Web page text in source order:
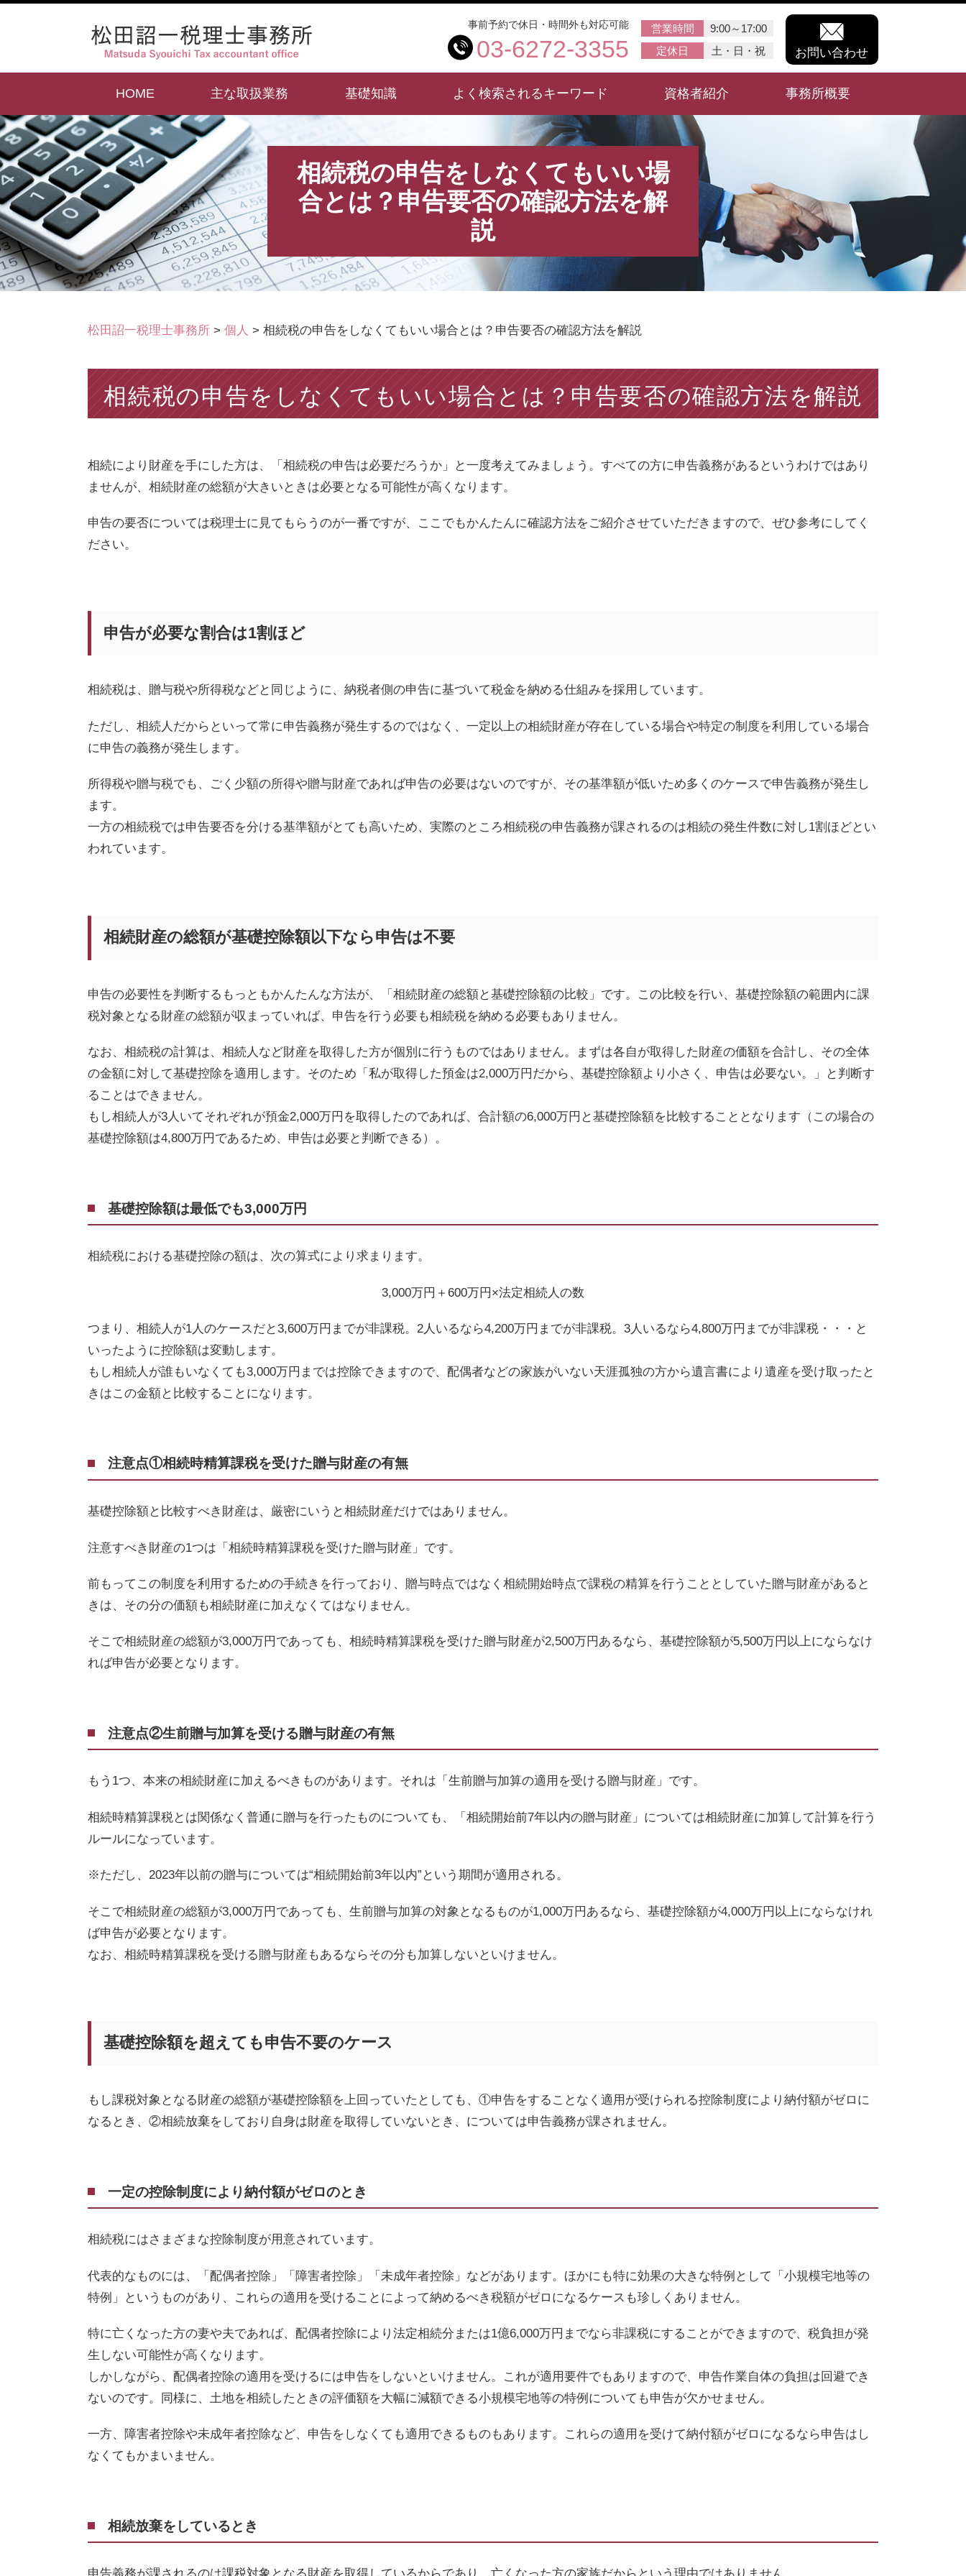
相続税の申告をしなくてもいい場
合とは？申告要否の確認方法を解
説
事前予約で休日・時間外も対応可能
03-6272-3355
営業時間
9:00～17:00
定休日
土・日・祝 お問い合わせ
HOME 主な取扱業務 基礎知識 よく検索されるキーワード 資格者紹介 事務所概要
松田詔一税理士事務所 > 個人 > 相続税の申告をしなくてもいい場合とは？申告要否の確認方法を解説
相続税の申告をしなくてもいい場合とは？申告要否の確認方法を解説
相続により財産を手にした方は、「相続税の申告は必要だろうか」と一度考えてみましょう。すべての方に申告義務があるというわけではあり
ませんが、相続財産の総額が大きいときは必要となる可能性が高くなります。
申告の要否については税理士に見てもらうのが一番ですが、ここでもかんたんに確認方法をご紹介させていただきますので、ぜひ参考にしてく
ださい。
申告が必要な割合は1割ほど
相続税は、贈与税や所得税などと同じように、納税者側の申告に基づいて税金を納める仕組みを採用しています。
ただし、相続人だからといって常に申告義務が発生するのではなく、一定以上の相続財産が存在している場合や特定の制度を利用している場合
に申告の義務が発生します。
所得税や贈与税でも、ごく少額の所得や贈与財産であれば申告の必要はないのですが、その基準額が低いため多くのケースで申告義務が発生し
ます。
一方の相続税では申告要否を分ける基準額がとても高いため、実際のところ相続税の申告義務が課されるのは相続の発生件数に対し1割ほどとい
われています。
相続財産の総額が基礎控除額以下なら申告は不要
申告の必要性を判断するもっともかんたんな方法が、「相続財産の総額と基礎控除額の比較」です。この比較を行い、基礎控除額の範囲内に課
税対象となる財産の総額が収まっていれば、申告を行う必要も相続税を納める必要もありません。
なお、相続税の計算は、相続人など財産を取得した方が個別に行うものではありません。まずは各自が取得した財産の価額を合計し、その全体
の金額に対して基礎控除を適用します。そのため「私が取得した預金は2,000万円だから、基礎控除額より小さく、申告は必要ない。」と判断す
ることはできません。
もし相続人が3人いてそれぞれが預金2,000万円を取得したのであれば、合計額の6,000万円と基礎控除額を比較することとなります（この場合の
基礎控除額は4,800万円であるため、申告は必要と判断できる）。
基礎控除額は最低でも3,000万円
相続税における基礎控除の額は、次の算式により求まります。
3,000万円＋ 600万円×法定相続人の数
つまり、相続人が1人のケースだと3,600万円までが非課税。 2人いるなら4,200万円までが非課税。 3人いるなら4,800万円までが非課税・・・と
いったように控除額は変動します。
もし相続人が誰もいなくても3,000万円までは控除できますので、配偶者などの家族がいない天涯孤独の方から遺言書により遺産を受け取ったと
きはこの金額と比較することになります。
注意点①相続時精算課税を受けた贈与財産の有無
基礎控除額と比較すべき財産は、厳密にいうと相続財産だけではありません。
注意すべき財産の1つは「相続時精算課税を受けた贈与財産」です。
前もってこの制度を利用するための手続きを行っており、贈与時点ではなく相続開始時点で課税の精算を行うこととしていた贈与財産があると
きは、その分の価額も相続財産に加えなくてはなりません。
そこで相続財産の総額が3,000万円であっても、相続時精算課税を受けた贈与財産が2,500万円あるなら、基礎控除額が5,500万円以上にならなけ
れば申告が必要となります。
注意点②生前贈与加算を受ける贈与財産の有無
もう1つ、本来の相続財産に加えるべきものがあります。それは「生前贈与加算の適用を受ける贈与財産」です。
相続時精算課税とは関係なく普通に贈与を行ったものについても、「相続開始前7年以内の贈与財産」については相続財産に加算して計算を行う
ルールになっています。
※ただし、 2023年以前の贈与については“相続開始前3年以内”という期間が適用される。
そこで相続財産の総額が3,000万円であっても、生前贈与加算の対象となるものが1,000万円あるなら、基礎控除額が4,000万円以上にならなけれ
ば申告が必要となります。
なお、相続時精算課税を受ける贈与財産もあるならその分も加算しないといけません。
基礎控除額を超えても申告不要のケース
もし課税対象となる財産の総額が基礎控除額を上回っていたとしても、①申告をすることなく適用が受けられる控除制度により納付額がゼロに
なるとき、②相続放棄をしており自身は財産を取得していないとき、については申告義務が課されません。
一定の控除制度により納付額がゼロのとき
相続税にはさまざまな控除制度が用意されています。
代表的なものには、「配偶者控除」「障害者控除」「未成年者控除」などがあります。ほかにも特に効果の大きな特例として「小規模宅地等の
特例」というものがあり、これらの適用を受けることによって納めるべき税額がゼロになるケースも珍しくありません。
特に亡くなった方の妻や夫であれば、配偶者控除により法定相続分または1億6,000万円までなら非課税にすることができますので、税負担が発
生しない可能性が高くなります。
しかしながら、配偶者控除の適用を受けるには申告をしないといけません。これが適用要件でもありますので、申告作業自体の負担は回避でき
ないのです。同様に、土地を相続したときの評価額を大幅に減額できる小規模宅地等の特例についても申告が欠かせません。
一方、障害者控除や未成年者控除など、申告をしなくても適用できるものもあります。これらの適用を受けて納付額がゼロになるなら申告はし
なくてもかまいません。
相続放棄をしているとき